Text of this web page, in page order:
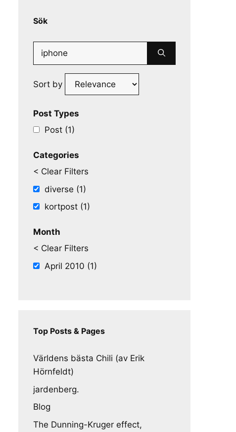
Sök
Search
for:
Sort by
Post Types
Post (1)
Categories
< Clear Filters
diverse (1)
kortpost (1)
Month
< Clear Filters
April 2010 (1)
Top Posts & Pages
Världens bästa Chili (av Erik
Hörnfeldt)
jardenberg.
Blog
The Dunning-Kruger effect,